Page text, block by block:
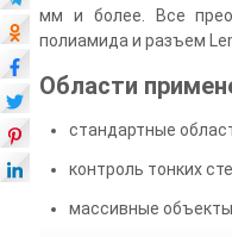
мм и более. Все
полиамида и разъем
Области
стандартные
контроль тонких
массивные